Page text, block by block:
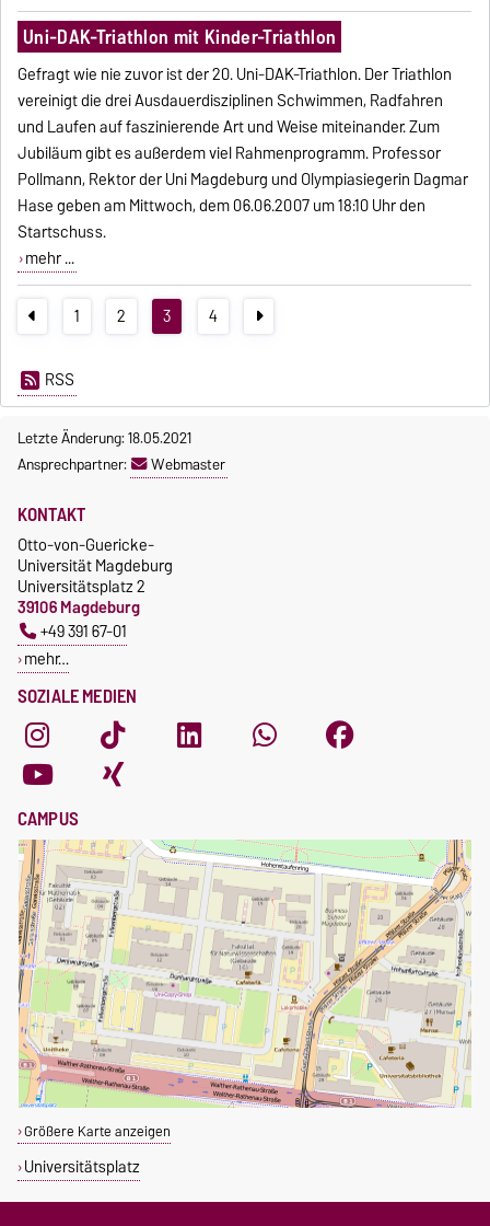
Uni-DAK-Triathlon mit Kinder-Triathlon
Gefragt wie nie zuvor ist der 20. Uni-DAK-Triathlon. Der Triathlon
vereinigt die drei Ausdauerdisziplinen Schwimmen, Radfahren
und Laufen auf faszinierende Art und Weise miteinander. Zum
Jubiläum gibt es außerdem viel Rahmenprogramm. Professor
Pollmann, Rektor der Uni Magdeburg und Olympiasiegerin Dagmar
Hase geben am Mittwoch, dem 06.06.2007 um 18:10 Uhr den
Startschuss.
mehr ...
1 2 3 4
RSS
Letzte Änderung: 18.05.2021
Ansprechpartner:
Webmaster
SOZIALE MEDIEN
KONTAKT
Otto-von-Guericke-
Universität Magdeburg
Universitätsplatz 2
39106 Magdeburg
+49 391 67-01
mehr…
CAMPUS
Größere Karte anzeigen
Universitätsplatz